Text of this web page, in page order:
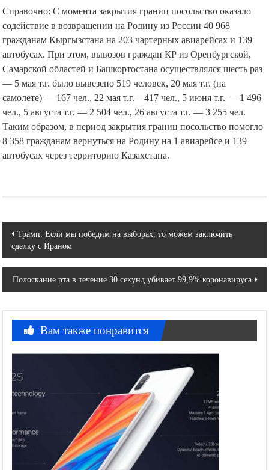
Справочно: С момента закрытия границ посольство оказало
содействие в возвращении на Родину из России 40 968
гражданам Кыргызстана на 203 чартерных авиарейсах и 139
автобусах. При этом, вывозов граждан КР из Оренбургской,
Самарской областей и Башкортостана осуществлялся шесть раз
— 5 мая т.г. было вывезено 519 человек, 20 мая т.г. (на
самолете) — 167 чел., 22 мая т.г. – 417 чел., 5 июня т.г. — 1 496
чел., 5 августа т.г. — 2 504 чел., 26 августа т.г. — 3 255 чел.
Таким образом, в период закрытия границ посольство помогло
8 358 гражданам вернуться на Родину на 1 авиарейсе и 139
автобусах через территорию Казахстана.
Навигация
по
записям
Трамп: Если мы победим на выборах, то можем заключить
сделку с Ираном
Полоскание рта в течение 30 секунд убивает 99,9% коронавируса
Вам также понравится